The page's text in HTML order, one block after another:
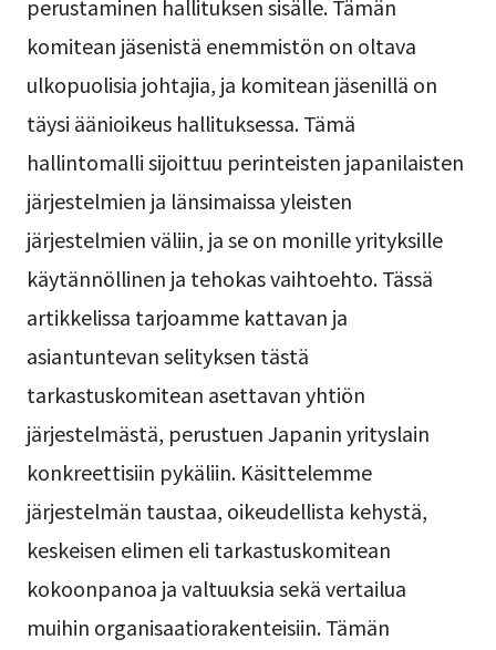
perustaminen hallituksen sisälle. Tämän
komitean jäsenistä enemmistön on oltava
ulkopuolisia johtajia, ja komitean jäsenillä on
täysi äänioikeus hallituksessa. Tämä
hallintomalli sijoittuu perinteisten japanilaisten
järjestelmien ja länsimaissa yleisten
järjestelmien väliin, ja se on monille yrityksille
käytännöllinen ja tehokas vaihtoehto. Tässä
artikkelissa tarjoamme kattavan ja
asiantuntevan selityksen tästä
tarkastuskomitean asettavan yhtiön
järjestelmästä, perustuen Japanin yrityslain
konkreettisiin pykäliin. Käsittelemme
järjestelmän taustaa, oikeudellista kehystä,
keskeisen elimen eli tarkastuskomitean
kokoonpanoa ja valtuuksia sekä vertailua
muihin organisaatiorakenteisiin. Tämän